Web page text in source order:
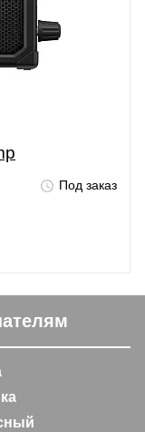
Под заказ